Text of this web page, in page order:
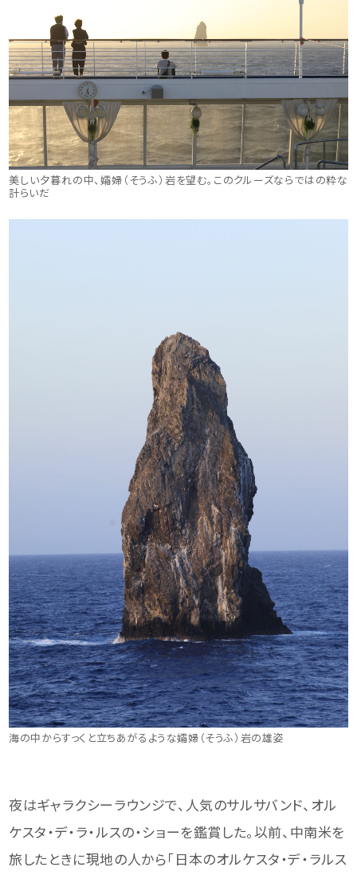
美しい夕暮れの中、孀婦（そうふ）岩を望む。このクルーズならではの粋な
計らいだ
海の中からすっくと立ちあがるような孀婦（そうふ）岩の雄姿
夜はギャラクシーラウンジで、人気のサルサバンド、オル
ケスタ・デ・ラ・ルスの・ショーを鑑賞した。以前、中南米を
旅したときに現地の人から「日本のオルケスタ・デ・ラルス